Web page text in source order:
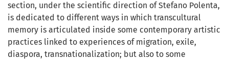
section, under the scientific direction of Stefano Polenta,
is dedicated to different ways in which transcultural
memory is articulated inside some contemporary artistic
practices linked to experiences of migration, exile,
diaspora, transnationalization; but also to some